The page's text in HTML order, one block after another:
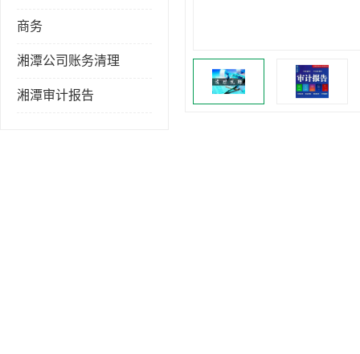
商务
湘潭公司账务清理
湘潭审计报告